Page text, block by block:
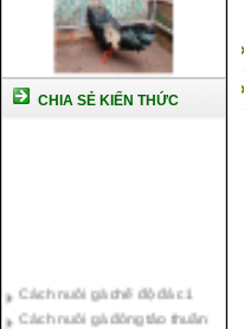
CHIA SẺ KIẾN THỨC
Cách nuôi gà đông tảo thuần
chủng